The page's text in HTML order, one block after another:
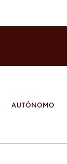
AUTÓNOMO